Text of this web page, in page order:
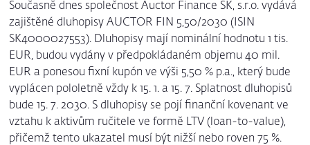
Současně dnes společnost Auctor Finance SK, s.r.o. vydává
zajištěné dluhopisy AUCTOR FIN 5,50/2030 (ISIN
SK4000027553). Dluhopisy mají nominální hodnotu 1 tis.
EUR, budou vydány v předpokládaném objemu 40 mil.
EUR a ponesou fixní kupón ve výši 5,50 % p.a., který bude
vyplácen pololetně vždy k 15. 1. a 15. 7. Splatnost dluhopisů
bude 15. 7. 2030. S dluhopisy se pojí finanční kovenant ve
vztahu k aktivům ručitele ve formě LTV (loan-to-value),
přičemž tento ukazatel musí být nižší nebo roven 75 %.